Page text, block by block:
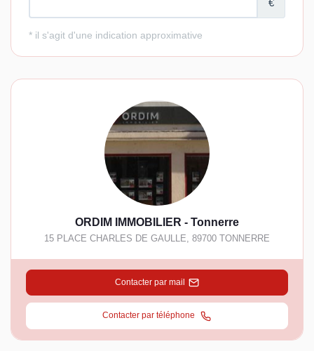
ORDIM IMMOBILIER - Tonnerre
15 PLACE CHARLES DE GAULLE 89700 TONNERRE
Contacter par mail
Contacter par téléphone